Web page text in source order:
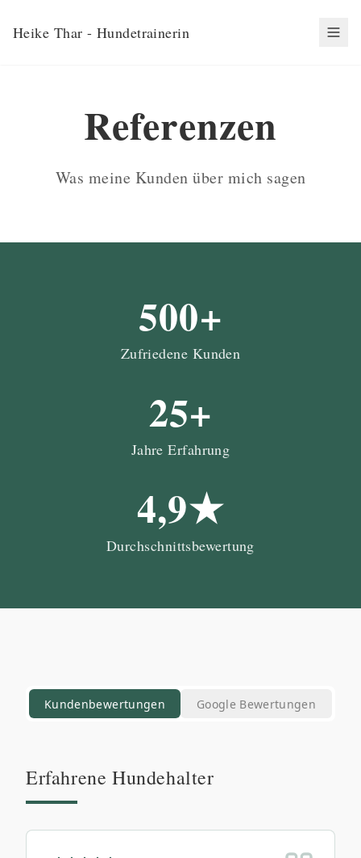
Heike Thar - Hundetrainerin
Referenzen
Was meine Kunden über mich sagen
500+
Zufriedene Kunden
25+
Jahre Erfahrung
4,9★
Durchschnittsbewertung
Kundenbewertungen Google Bewertungen
Erfahrene Hundehalter